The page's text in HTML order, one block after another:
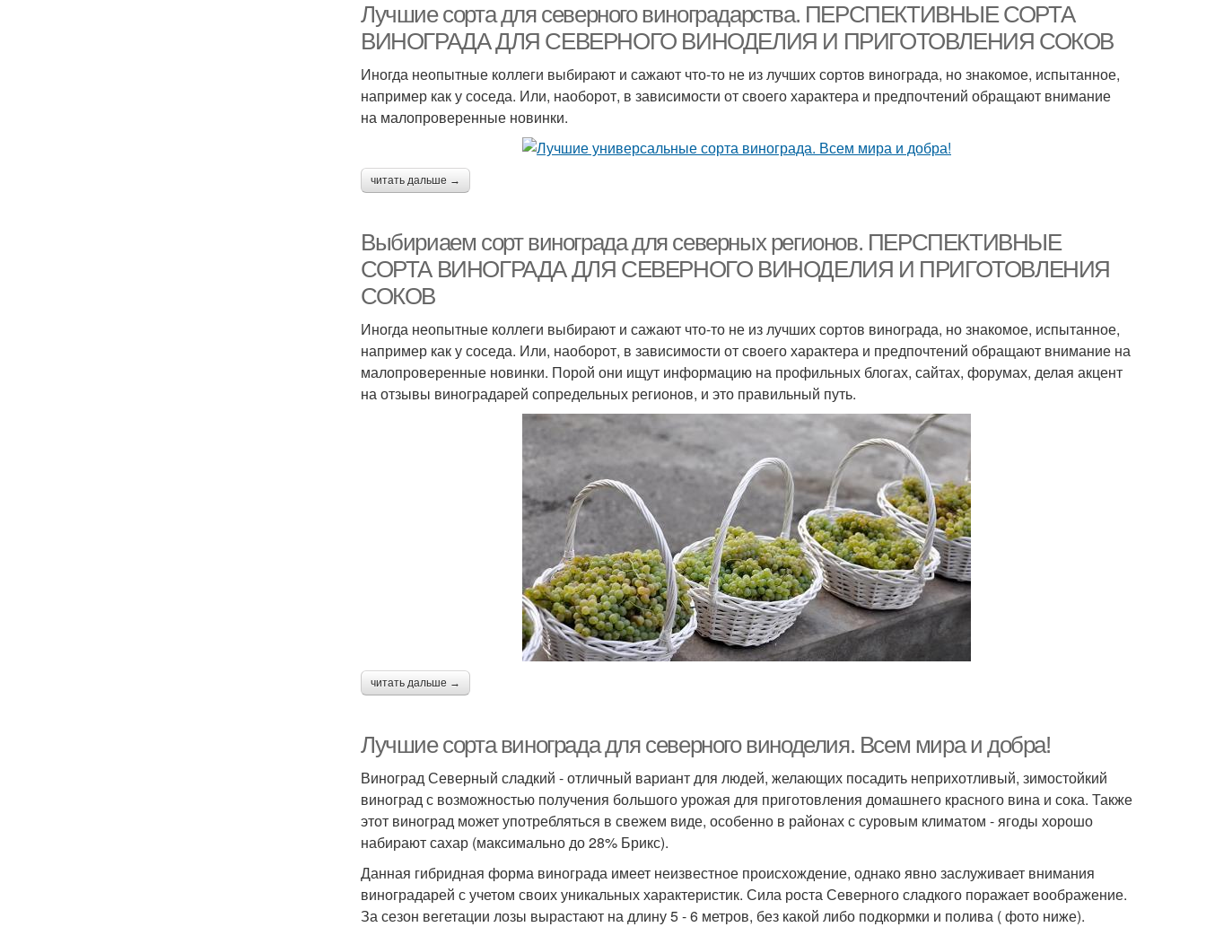
Лучшие сорта для северного виноградарства. ПЕРСПЕКТИВНЫЕ СОРТА
ВИНОГРАДА ДЛЯ CЕВЕРНОГО ВИНОДЕЛИЯ И ПРИГОТОВЛЕНИЯ СОКОВ
Иногда неопытные коллеги выбирают и сажают что-то не из лучших сортов винограда, но знакомое, испытанное,
например как у соседа. Или, наоборот, в зависимости от своего характера и предпочтений обращают внимание
на малопроверенные новинки.
читать дальше →
Выбириаем сорт винограда для северных регионов. ПЕРСПЕКТИВНЫЕ
СОРТА ВИНОГРАДА ДЛЯ CЕВЕРНОГО ВИНОДЕЛИЯ И ПРИГОТОВЛЕНИЯ
СОКОВ
Иногда неопытные коллеги выбирают и сажают что-то не из лучших сортов винограда, но знакомое, испытанное,
например как у соседа. Или, наоборот, в зависимости от своего характера и предпочтений обращают внимание на
малопроверенные новинки. Порой они ищут информацию на профильных блогах, сайтах, форумах, делая акцент
на отзывы виноградарей сопредельных регионов, и это правильный путь.
читать дальше →
Лучшие сорта винограда для северного виноделия. Всем мира и добра!
Виноград Северный сладкий - отличный вариант для людей, желающих посадить неприхотливый, зимостойкий
виноград с возможностью получения большого урожая для приготовления домашнего красного вина и сока. Также
этот виноград может употребляться в свежем виде, особенно в районах с суровым климатом - ягоды хорошо
набирают сахар (максимально до 28% Брикс).
Данная гибридная форма винограда имеет неизвестное происхождение, однако явно заслуживает внимания
виноградарей с учетом своих уникальных характеристик. Сила роста Северного сладкого поражает воображение.
За сезон вегетации лозы вырастают на длину 5 - 6 метров, без какой либо подкормки и полива ( фото ниже).